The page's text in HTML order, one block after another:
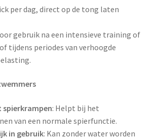
per dag, direct op de tong laten
gebruik na een intensieve training of
tijdens periodes van verhoogde
: Helpt bij het
van een normale spierfunctie.
in gebruik: Kan zonder water worden